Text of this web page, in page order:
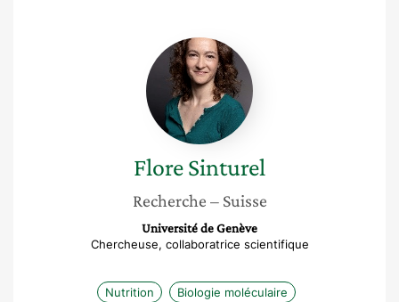
Flore
Sinturel
FloreSinturel
Recherche – Suisse
Université de Genève
Chercheuse, collaboratrice scientifique
Nutrition Biologie moléculaire